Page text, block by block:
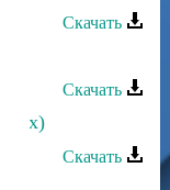
Скачать
Скачать
Скачать